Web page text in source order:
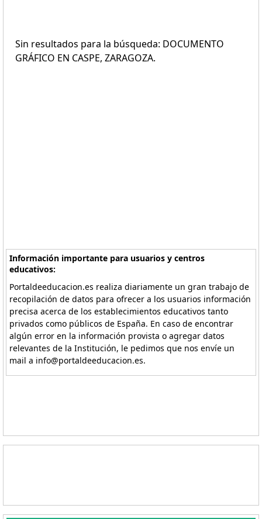
Sin resultados para la búsqueda: DOCUMENTO
GRÁFICO EN CASPE, ZARAGOZA.
Información importante para usuarios y centros
educativos:
Portaldeeducacion.es realiza diariamente un gran trabajo de
recopilación de datos para ofrecer a los usuarios información
precisa acerca de los establecimientos educativos tanto
privados como públicos de España. En caso de encontrar
algún error en la información provista o agregar datos
relevantes de la Institución, le pedimos que nos envíe un
mail a info@portaldeeducacion.es.